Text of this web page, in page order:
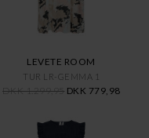
LEVETE ROOM
TUR LR-GEMMA 1
DKK 1.299,95 DKK 779,98